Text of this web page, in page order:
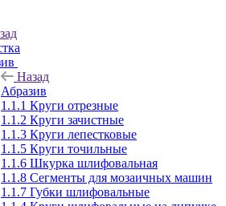
Назад
Абразив
1.1.1 Круги отрезные
1.1.2 Круги зачистные
1.1.3 Круги лепестковые
1.1.5 Круги точильные
1.1.6 Шкурка шлифовальная
1.1.8 Сегменты для мозаичных машин
1.1.7 Губки шлифовальные